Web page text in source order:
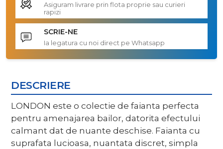
Asiguram livrare prin flota proprie sau curieri
rapizi
SCRIE-NE
Ia legatura cu noi direct pe Whatsapp
DESCRIERE
LONDON este o colectie de faianta perfecta
pentru amenajarea bailor, datorita efectului
calmant dat de nuante deschise. Faianta cu
suprafata lucioasa, nuantata discret, simpla